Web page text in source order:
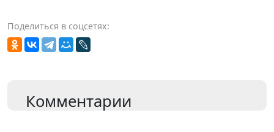
Поделиться в соцсетях:
Комментарии